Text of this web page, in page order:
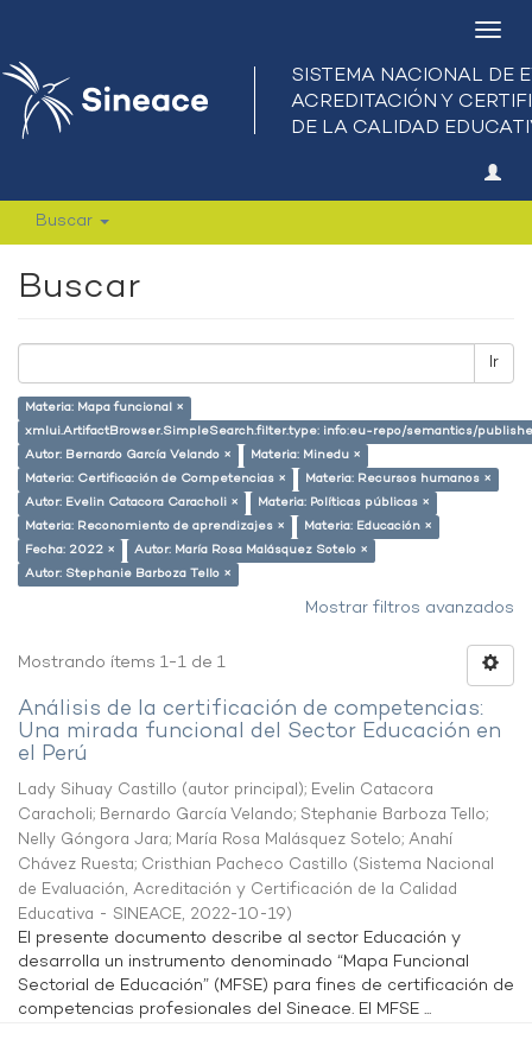
Buscar
Buscar
Ir
Materia: Mapa funcional ×
xmlui.ArtifactBrowser.SimpleSearch.filter.type: info:eu-repo/semantics/
Autor: Bernardo García Velando ×
Materia: Minedu ×
Materia: Certificación de Competencias ×
Materia: Recursos humanos ×
Autor: Evelin Catacora Caracholi ×
Materia: Políticas públicas ×
Materia: Reconomiento de aprendizajes ×
Materia: Educación ×
Fecha: 2022 ×
Autor: María Rosa Malásquez Sotelo ×
Autor: Stephanie Barboza Tello ×
Mostrar filtros avanzados
Mostrando ítems 1-1 de 1
Análisis de la certificación de competencias:
Una mirada funcional del Sector Educación en
el Perú
Lady Sihuay Castillo (autor principal); Evelin Catacora
Caracholi; Bernardo García Velando; Stephanie Barboza Tello;
Nelly Góngora Jara; María Rosa Malásquez Sotelo; Anahí
Chávez Ruesta; Cristhian Pacheco Castillo (Sistema Nacional
de Evaluación, Acreditación y Certificación de la Calidad
Educativa - SINEACE, 2022-10-19)
El presente documento describe al sector Educación y
desarrolla un instrumento denominado “Mapa Funcional
Sectorial de Educación” (MFSE) para fines de certificación de
competencias profesionales del Sineace. El MFSE ...